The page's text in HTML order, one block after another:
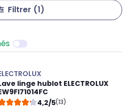
Filtrer (1)
linge hublot ELECTROLUX
4,2/5(13)